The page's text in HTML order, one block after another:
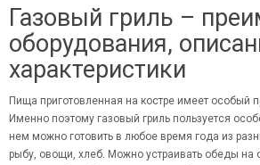
Газовый гриль –
оборудования,
характеристики
Пища приготовленная на костре имеет особый
Именно поэтому газовый гриль пользуется
нем можно готовить в любое время года из
рыбу, овощи, хлеб. Можно устраивать обеды на